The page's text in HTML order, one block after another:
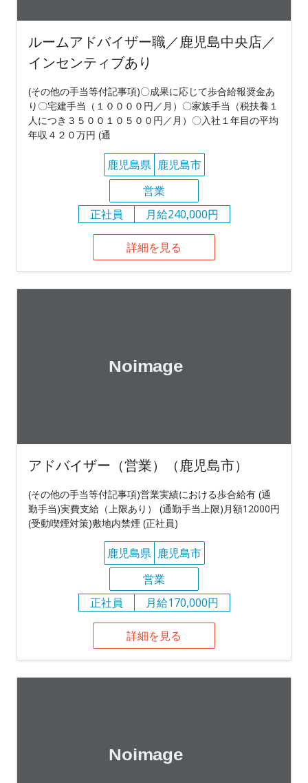
ルームアドバイザー職／鹿児島中央店／
インセンティブあり
(その他の手当等付記事項)〇成果に応じて歩合給報奨金あ
り〇宅建手当（１００００円／月）〇家族手当（税扶養１
人につき３５００１０５００円／月）〇入社１年目の平均
年収４２０万円 (通
鹿児島県 鹿児島市
営業
正社員
月給240,000円
詳細を見る
アドバイザー（営業）（鹿児島市）
(その他の手当等付記事項)営業実績における歩合給有 (通
勤手当)実費支給（上限あり） (通勤手当上限)月額12000円
(受動喫煙対策)敷地内禁煙 (正社員)
鹿児島県 鹿児島市
営業
正社員
月給170,000円
詳細を見る